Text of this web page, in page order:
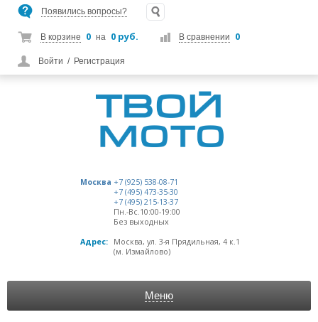
Появились вопросы?
В корзине 0 на 0 руб. В сравнении 0
Войти / Регистрация
Москва +7 (925) 538-08-71
+7 (495) 473-35-30
+7 (495) 215-13-37
Пн.-Вс.10:00-19:00
Без выходных
Адрес:
Москва, ул. 3-я Прядильная, 4 к.1
(м. Измайлово)
Меню